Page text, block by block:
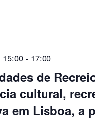
de
cultural,
em Lisboa, a
15:00 - 17:00